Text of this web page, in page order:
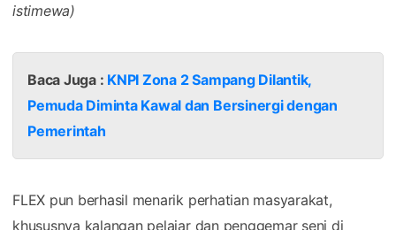
istimewa)
Baca Juga : KNPI Zona 2 Sampang Dilantik,
Pemuda Diminta Kawal dan Bersinergi dengan
Pemerintah
FLEX pun berhasil menarik perhatian masyarakat,
khususnya kalangan pelajar dan penggemar seni di